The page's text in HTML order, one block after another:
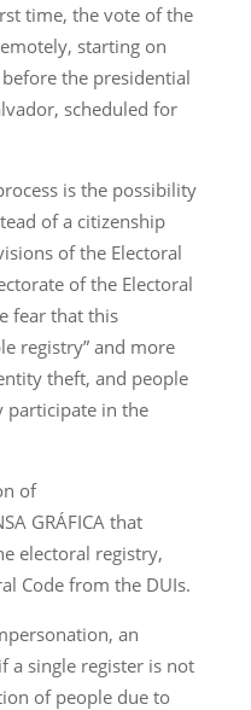
time, the vote of the
starting on
the presidential
scheduled for
is the possibility
of a citizenship
of the Electoral
of the Electoral
fear that this
registry” and more
theft, and people
participate in the
of
GRÁFICA that
electoral registry,
Code from the DUIs.
an
a single register is not
of people due to